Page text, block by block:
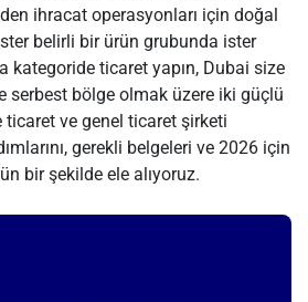
ihracat operasyonları için doğal
belirli bir ürün grubunda ister
kategoride ticaret yapın, Dubai size
serbest bölge olmak üzere iki güçlü
ticaret ve genel ticaret şirketi
gerekli belgeleri ve 2026 için
bir şekilde ele alıyoruz.